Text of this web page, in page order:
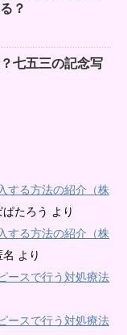
？
七五三の記念写
する方法の紹介（株
ぱたろう より
する方法の紹介（株
名 より
ースで行う対処療法
ースで行う対処療法